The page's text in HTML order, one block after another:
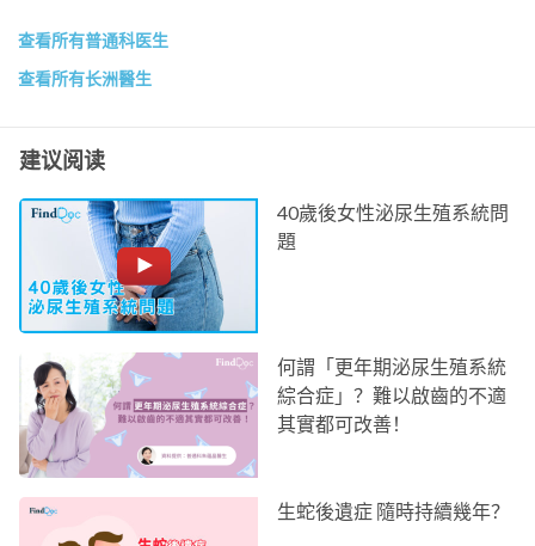
查看所有普通科医生
查看所有长洲醫生
建议阅读
40歲後女性泌尿生殖系統問
題
何謂「更年期泌尿生殖系統
綜合症」？難以啟齒的不適
其實都可改善！
生蛇後遺症 隨時持續幾年？